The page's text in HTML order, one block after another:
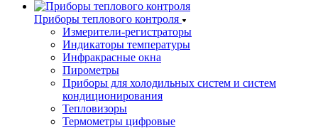
Приборы теплового контроля
Измерители-регистраторы
Индикаторы температуры
Инфракрасные окна
Пирометры
Приборы для холодильных систем и систем
кондиционирования
Тепловизоры
Термометры цифровые